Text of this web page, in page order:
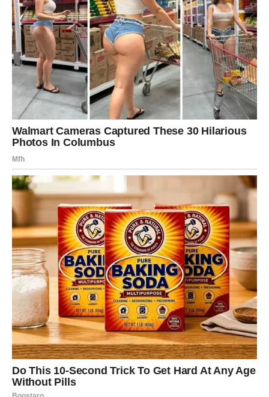
kojoj shvatate da vas neko posmatra sa poštovanjem, čak
i ako vam to nije rekao direktno.
U ljubavi može doći do lepog preokreta, pomirenja, ili
susreta koji vas podseća da zaslužujete ljubav koja vas
ne umara, već vas podiže.
Poruka sedmice:Ne vraća vam se sreća zato što ste
glasni – već zato što ste ostali jaki i kada ste ćutali.
DEVICA
Device do kraja sedmice ulaze u fazu u kojoj se stvari
slažu, ne zato što ste vi prestali da brinete, već zato što
ste dovoljno radili na tome da se postave temelji, pa
Univerzum sada počinje da zatvara rupe kroz koje je
odlazila vaša energija.
Može se rešiti administrativna stvar, problem na poslu,
pitanje vezano za kuću, zdravlje ili planove, ali u svakom
slučaju – osećaćete se stabilnije i sigurnije, kao da
ponovo imate kontrolu nad svakodnevicom.
Finansije se popravljaju kroz dobar potez ili kroz
racionalnu odluku, a odnosi postaju mirniji, jer vi više ne
pristajete na haos.